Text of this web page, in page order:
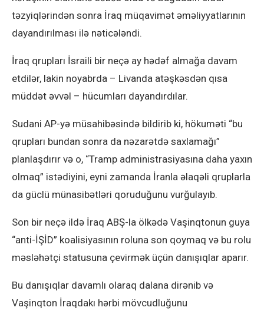
təzyiqlərindən sonra İraq müqavimət əməliyyatlarının
dayandırılması ilə nəticələndi.
İraq qrupları İsraili bir neçə ay hədəf almağa davam
etdilər, lakin noyabrda – Livanda atəşkəsdən qısa
müddət əvvəl – hücumları dayandırdılar.
Sudani AP-yə müsahibəsində bildirib ki, hökuməti “bu
qrupları bundan sonra da nəzarətdə saxlamağı”
planlaşdırır və o, “Tramp administrasiyasına daha yaxın
olmaq” istədiyini, eyni zamanda İranla əlaqəli qruplarla
da güclü münasibətləri qoruduğunu vurğulayıb.
Son bir neçə ildə İraq ABŞ-la ölkədə Vaşinqtonun guya
“anti-İŞİD” koalisiyasının roluna son qoymaq və bu rolu
məsləhətçi statusuna çevirmək üçün danışıqlar aparır.
Bu danışıqlar davamlı olaraq dalana dirənib və
Vaşinqton İraqdakı hərbi mövcudluğunu